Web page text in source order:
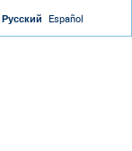
Русский Español